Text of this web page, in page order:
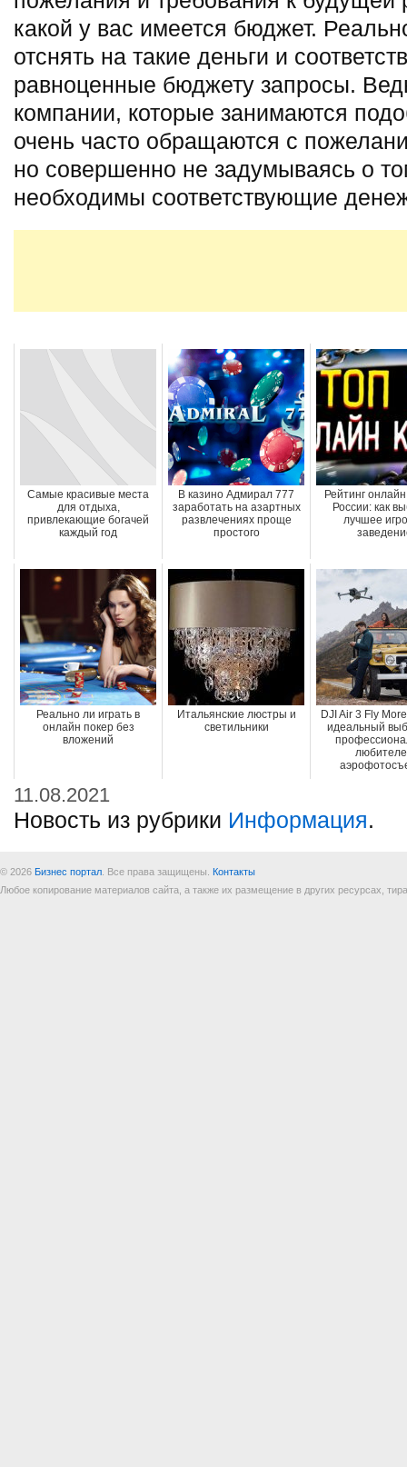
какой у вас имеется бюджет.
отснять на такие деньги и
равноценные бюджету запросы.
компании, которые занимаются
очень часто обращаются с
но совершенно не задумываясь о
необходимы соответствующие
Самые красивые места
для отдыха,
привлекающие богачей
каждый год
В казино Адмирал 777
заработать на азартных
развлечениях проще
простого
Рейтинг
России: как
лучшее
Реально ли играть в
онлайн покер без
вложений
Итальянские люстры и
светильники
DJI Air 3 Fly
идеальный
11.08.2021
Новость из рубрики Информация.
© 2026 Бизнес портал . Все права защищены. Контакты
Любое копирование материалов сайта, а также их размещение в других ресурсах,